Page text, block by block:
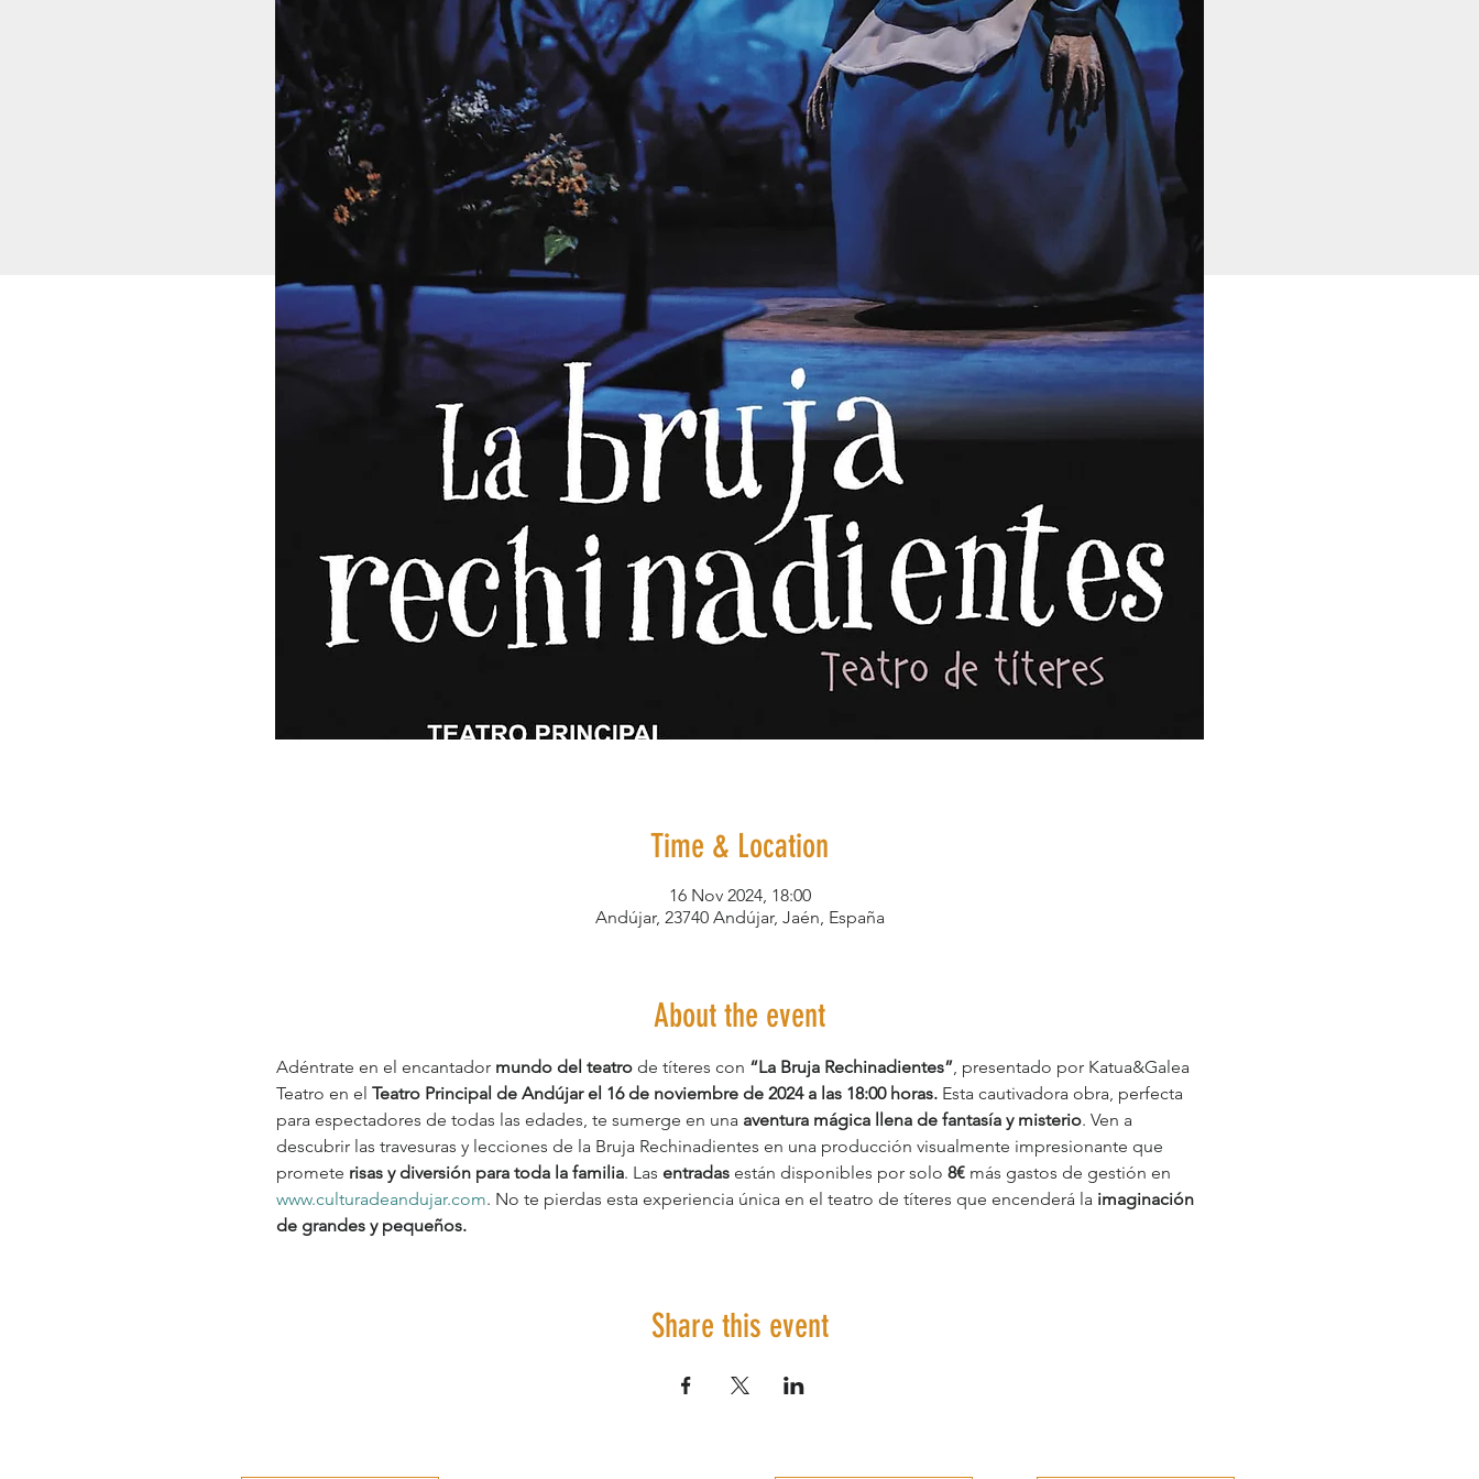
Time & Location
16 Nov 2024, 18:00
Andújar, 23740 Andújar, Jaén, España
About the event
Adéntrate en el encantador mundo del teatro de títeres con “La Bruja Rechinadientes”, presentado por Katua&Galea
Teatro en el Teatro Principal de Andújar el 16 de noviembre de 2024 a las 18:00 horas. Esta cautivadora obra, perfecta
para espectadores de todas las edades, te sumerge en una aventura mágica llena de fantasía y misterio. Ven a
descubrir las travesuras y lecciones de la Bruja Rechinadientes en una producción visualmente impresionante que
promete risas y diversión para toda la familia. Las entradas están disponibles por solo 8€ más gastos de gestión en
www.culturadeandujar.com. No te pierdas esta experiencia única en el teatro de títeres que encenderá la imaginación
de grandes y pequeños.
Share this event